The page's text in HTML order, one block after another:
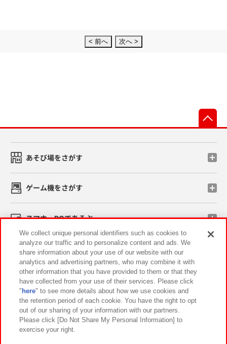
< 前へ 次へ >
あそび場をさがす
ゲーム機をさがす
スマホ・PCであそぶ
イベント・キャンペーン
関連会社 サステナビリティ サイトポリシー
プライバシーポリシー ウェブアクセシビリティ方針と検証結果
お取引先さまとともに
We collect unique personal identifiers such as cookies to
analyze our traffic and to personalize content and ads. We
share information about your use of our website with our
analytics and advertising partners, who may combine it with
other information that you have provided to them or that they
have collected from your use of their services. Please click
" here" to see more details about how we use cookies and
the retention period of each cookie. You have the right to opt
out of our sharing of your information with our partners.
Please click [Do Not Share My Personal Information] to
exercise your right.